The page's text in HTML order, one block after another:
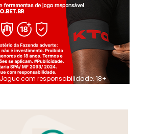
Jogue com responsabilidade. 18+